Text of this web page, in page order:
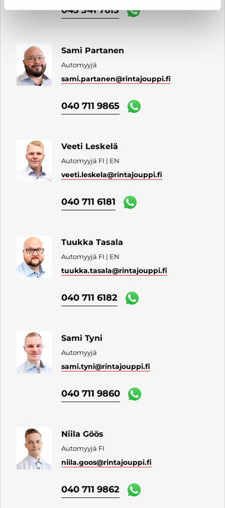
045 341 7615
Sami Partanen
Automyyjä
sami.partanen@rintajouppi.fi
040 711 9865
Veeti Leskelä
Automyyjä FI | EN
veeti.leskela@rintajouppi.fi
040 711 6181
Tuukka Tasala
Automyyjä FI | EN
tuukka.tasala@rintajouppi.fi
040 711 6182
Sami Tyni
Automyyjä
sami.tyni@rintajouppi.fi
040 711 9860
Niila Göös
Automyyjä FI
niila.goos@rintajouppi.fi
040 711 9862